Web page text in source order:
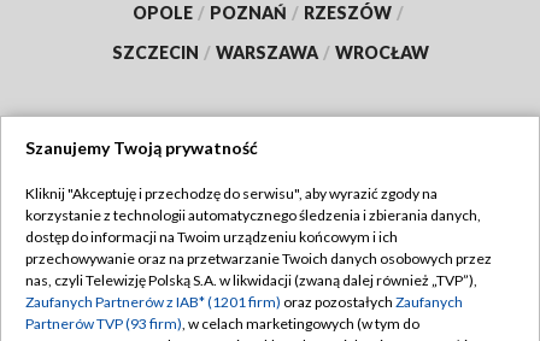
OPOLE / POZNAŃ / RZESZÓW /
SZCZECIN / WARSZAWA / WROCŁAW
TVP
Abonament TVP
Emisja w TVP
Regulamin TVP
Polityka prywatności
Szanujemy Twoją prywatność
Kliknij "Akceptuję i przechodzę do serwisu", aby wyrazić zgody na
korzystanie z technologii automatycznego śledzenia i zbierania danych,
dostęp do informacji na Twoim urządzeniu końcowym i ich
przechowywanie oraz na przetwarzanie Twoich danych osobowych przez
nas, czyli Telewizję Polską S.A. w likwidacji (zwaną dalej również „TVP”),
Zaufanych Partnerów z IAB* (1201 firm) oraz pozostałych Zaufanych
Partnerów TVP (93 firm), w celach marketingowych (w tym do